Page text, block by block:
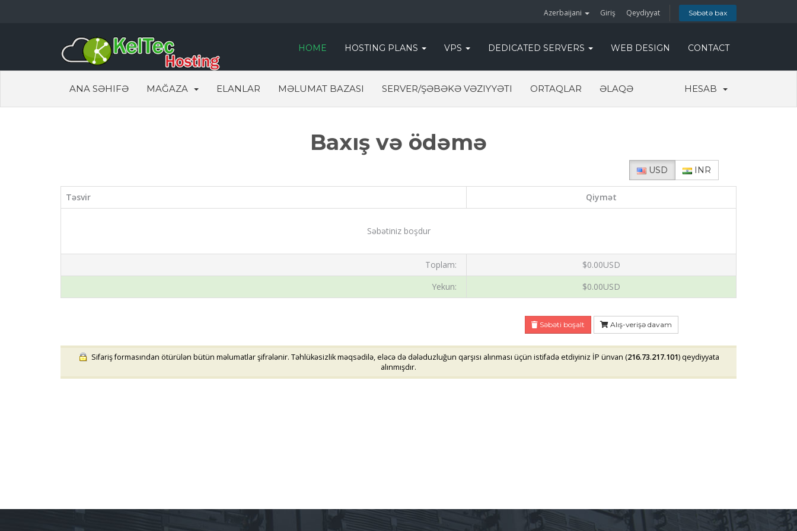
Azerbaijani Giriş Qeydiyyat Səbətə bax
HOME HOSTING PLANS VPS DEDICATED SERVERS WEB DESIGN CONTACT
ANA SƏHIFƏ MAĞAZA ELANLAR MƏLUMAT BAZASI SERVER/ŞƏBƏKƏ VƏZIYYƏTI ORTAQLAR ƏLAQƏ HESAB
Baxış və ödəmə
USD INR
Təsvir Qiymət
Səbətiniz boşdur
Toplam:
$0.00USD
Yekun:
$0.00USD
Səbəti boşalt Alış-verişə davam
Sifariş formasından ötürülən bütün məlumatlar şifrələnir. Təhlükəsizlik məqsədilə, eləcə də dələduzluğun qarşısı alınması üçün istifadə etdiyiniz İP ünvan (216.73.217.101) qeydiyyata
alınmışdır.